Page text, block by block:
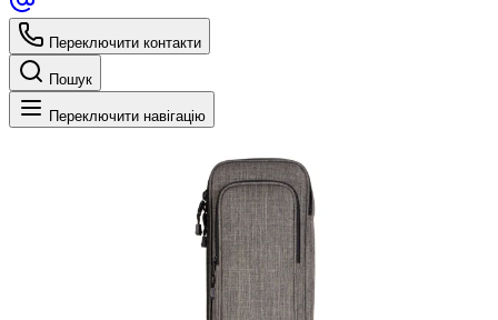
Переключити контакти
Пошук
Переключити навігацію